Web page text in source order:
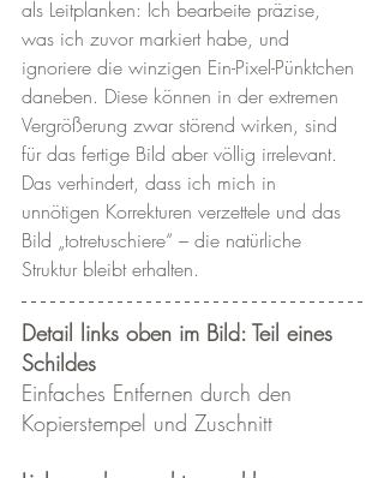
als Leitplanken: Ich bearbeite präzise,
was ich zuvor markiert habe, und
ignoriere die winzigen Ein-Pixel-Pünktchen
daneben. Diese können in der extremen
Vergrößerung zwar störend wirken, sind
für das fertige Bild aber völlig irrelevant.
Das verhindert, dass ich mich in
unnötigen Korrekturen verzettele und das
Bild „totretuschiere“ – die natürliche
Struktur bleibt erhalten.
Detail links oben im Bild: Teil eines
Schildes
Einfaches Entfernen durch den
Kopierstempel und Zuschnitt